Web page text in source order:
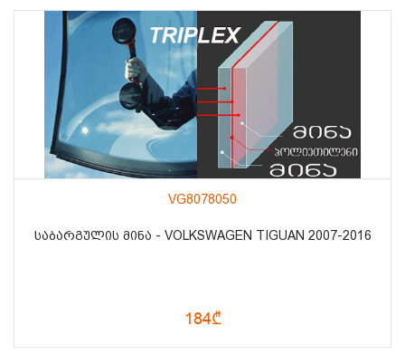
VG8078050
ᲡᲐᲑᲐᲠᲒᲣᲚᲘᲡ ᲛᲘᲜᲐ - VOLKSWAGEN TIGUAN 2007-2016
184₾